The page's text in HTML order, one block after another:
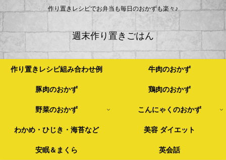
作り置きレシピでお弁当も毎日のおかずも楽々♪
週末作り置きごはん
作り置きレシピ組み合わせ例 牛肉のおかず
豚肉のおかず 鶏肉のおかず
野菜のおかず こんにゃくのおかず
わかめ・ひじき・海苔など 美容 ダイエット
安眠＆まくら 英会話